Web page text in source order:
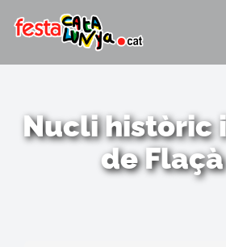
Nucli històric
de Flaçà